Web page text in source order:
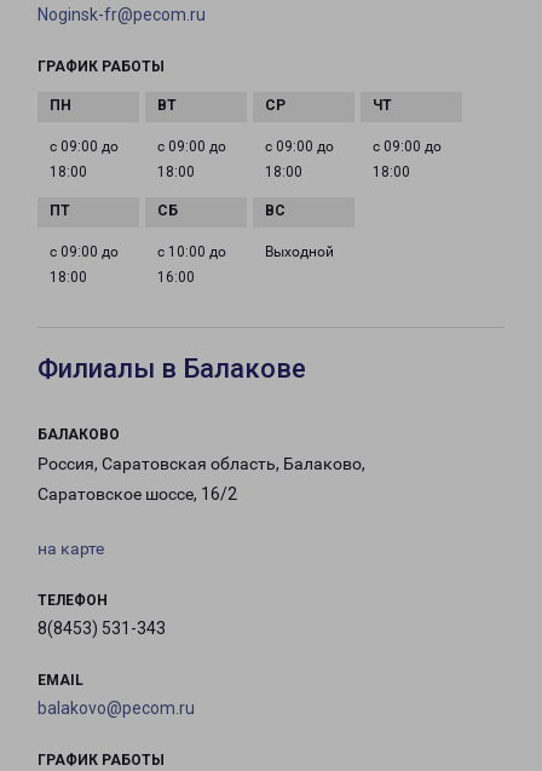
Noginsk-fr@pecom.ru
ГРАФИК РАБОТЫ
с 09:00 до
18:00
с 09:00 до
18:00
с 09:00 до
18:00
с 09:00 до
18:00
с 09:00 до
18:00
с 10:00 до
16:00
Выходной
Филиалы в Балакове
БАЛАКОВО
Россия, Саратовская область, Балаково,
Саратовское шоссе, 16/2
на карте
ТЕЛЕФОН
8(8453) 531-343
EMAIL
balakovo@pecom.ru
ГРАФИК РАБОТЫ